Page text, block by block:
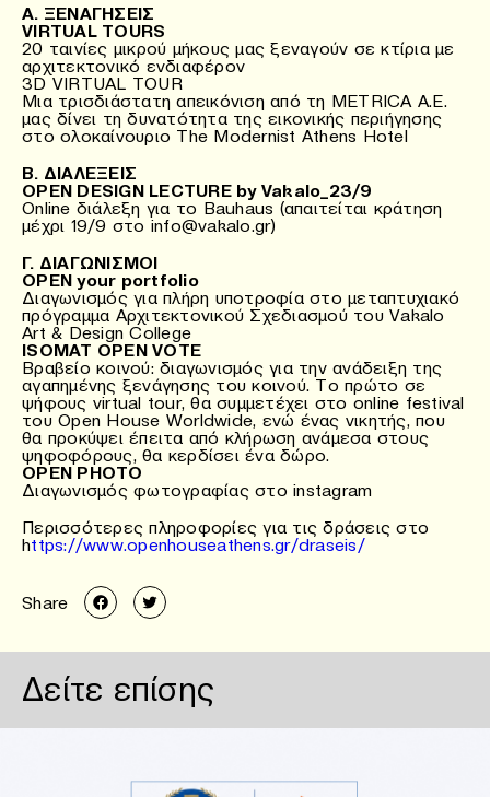
Α. ΞΕΝΑΓΗΣΕΙΣ
VIRTUAL TOURS
20 ταινίες μικρού μήκους μας ξεναγούν σε κτίρια με
αρχιτεκτονικό ενδιαφέρον
3D VIRTUAL TOUR
Μια τρισδιάστατη απεικόνιση από τη METRICA Α.Ε.
μας δίνει τη δυνατότητα της εικονικής περιήγησης
στο ολοκαίνουριο The Modernist Athens Hotel
B. ΔΙΑΛΕΞΕΙΣ
OPEN DESIGN LECTURE by Vakalo_23/9
Online διάλεξη για το Bauhaus (απαιτείται κράτηση
μέχρι 19/9 στο info@vakalo.gr)
Γ. ΔΙΑΓΩΝΙΣΜΟΙ
OPEN your portfolio
Διαγωνισμός για πλήρη υποτροφία στο μεταπτυχιακό
πρόγραμμα Αρχιτεκτονικού Σχεδιασμού του Vakalo
Art & Design College
ISOMAT OPEN VOTE
Βραβείο κοινού: διαγωνισμός για την ανάδειξη της
αγαπημένης ξενάγησης του κοινού. Το πρώτο σε
ψήφους virtual tour, θα συμμετέχει στο online festival
του Open House Worldwide, ενώ ένας νικητής, που
θα προκύψει έπειτα από κλήρωση ανάμεσα στους
ψηφοφόρους, θα κερδίσει ένα δώρο.
OPEN PHOTO
Διαγωνισμός φωτογραφίας στο instagram
Περισσότερες πληροφορίες για τις δράσεις στο
https://www.openhouseathens.gr/draseis/
Share
Δείτε επίσης